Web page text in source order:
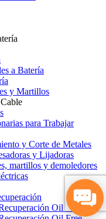
a Batería
y Martillos
para Trabajar
y Corte de Metales
y Lijadoras
martillos y demoledores
Oil Free